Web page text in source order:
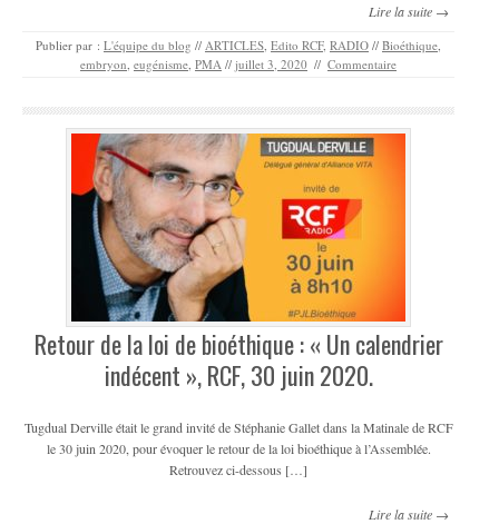
Lire la suite →
Publier par : L'équipe du blog // ARTICLES Edito RCF, RADIO // Bioéthique
embryon eugénisme PMA // juillet 3, 2020 // Commentaire
Retour de la loi de bioéthique : « Un calendrier
indécent », RCF, 30 juin 2020.
Tugdual Derville était le grand invité de Stéphanie Gallet dans la Matinale de RCF
le 30 juin 2020, pour évoquer le retour de la loi bioéthique à l’Assemblée.
Retrouvez ci-dessous […]
Lire la suite →